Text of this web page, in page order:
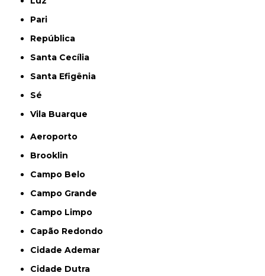
Pari
República
Santa Cecília
Santa Efigênia
Sé
Vila Buarque
Aeroporto
Brooklin
Campo Belo
Campo Grande
Campo Limpo
Capão Redondo
Cidade Ademar
Cidade Dutra